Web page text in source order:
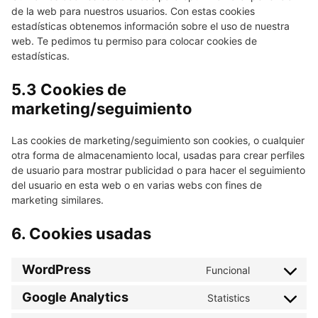
de la web para nuestros usuarios. Con estas cookies
estadísticas obtenemos información sobre el uso de nuestra
web. Te pedimos tu permiso para colocar cookies de
estadísticas.
5.3 Cookies de
marketing/seguimiento
Las cookies de marketing/seguimiento son cookies, o cualquier
otra forma de almacenamiento local, usadas para crear perfiles
de usuario para mostrar publicidad o para hacer el seguimiento
del usuario en esta web o en varias webs con fines de
marketing similares.
6. Cookies usadas
WordPress Funcional
Consent
Google Analytics Statistics
Consent